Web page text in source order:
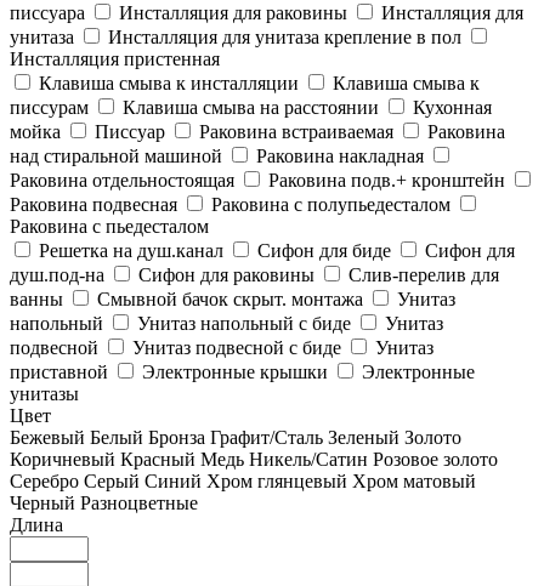
писсуара
Инсталляция для раковины
Инсталляция для
унитаза
Инсталляция для унитаза крепление в пол
Инсталляция пристенная
Клавиша смыва к инсталляции
Клавиша смыва к
писсурам
Клавиша смыва на расстоянии
Кухонная
мойка
Писсуар Раковина встраиваемая
Раковина
над стиральной машиной
Раковина накладная
Раковина отдельностоящая
Раковина подв.+ кронштейн
Раковина подвесная
Раковина с полупьедесталом
Раковина с пьедесталом
Решетка на душ.канал
Сифон для биде
Сифон для
душ.под-на
Сифон для раковины
Слив-перелив для
ванны
Смывной бачок скрыт. монтажа
Унитаз
напольный
Унитаз напольный с биде
Унитаз
подвесной
Унитаз подвесной с биде
Унитаз
приставной
Электронные крышки
Электронные
унитазы
Цвет
Бежевый Белый Бронза Графит/Сталь Зеленый Золото
Коричневый Красный Медь Никель/Сатин Розовое золото
Серебро Серый Синий Хром глянцевый Хром матовый
Черный Разноцветные
Длина